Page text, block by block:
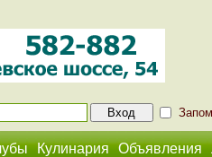
Кулинария Объявления